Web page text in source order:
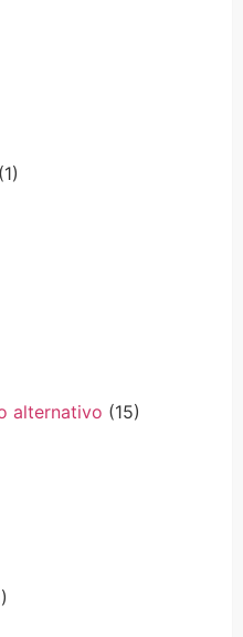
(1)
alternativo (15)